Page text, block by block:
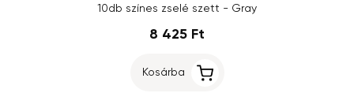
10db színes zselé szett - Gray
8 425 Ft
Kosárba